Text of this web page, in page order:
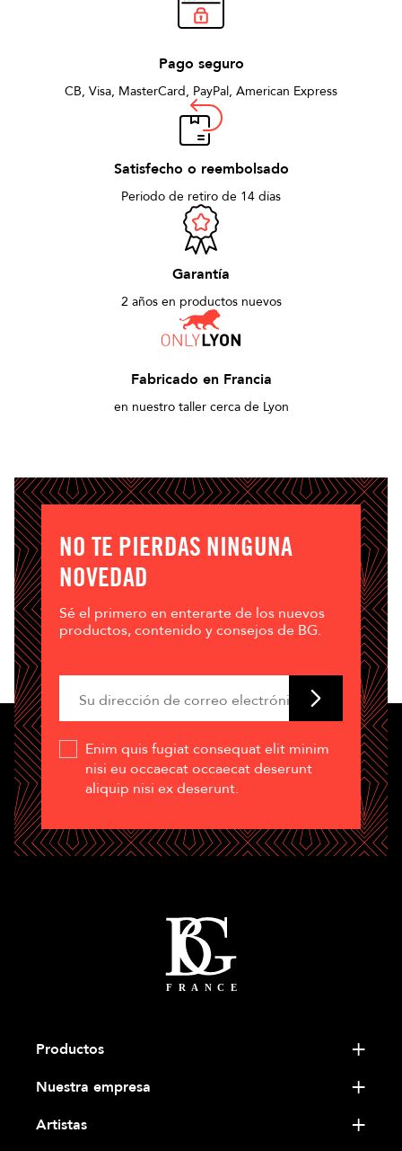
Pago seguro
CB, Visa, MasterCard, PayPal, American Express
Satisfecho o reembolsado
Periodo de retiro de 14 días
Garantía
2 años en productos nuevos
Fabricado en Francia
en nuestro taller cerca de Lyon
NO TE PIERDAS NINGUNA
NOVEDAD
Sé el primero en enterarte de los nuevos
productos, contenido y consejos de BG.
Enim quis fugiat consequat elit minim
nisi eu occaecat occaecat deserunt
aliquip nisi ex deserunt.
Productos
Nuestra empresa
Artistas